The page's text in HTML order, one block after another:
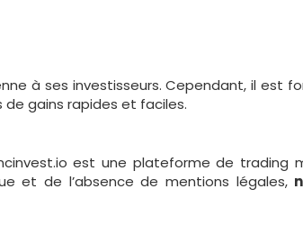
à ses investisseurs. Cependant, il est
gains rapides et faciles.
est une plateforme de
et de l’absence de mentions légales,